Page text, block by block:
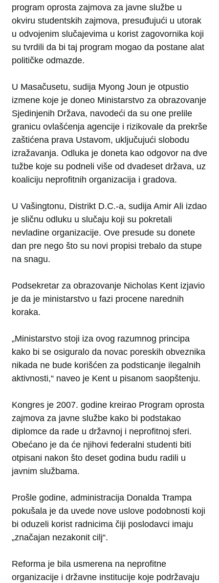
program oprosta zajmova za javne službe u
okviru studentskih zajmova, presuđujući u utorak
u odvojenim slučajevima u korist zagovornika koji
su tvrdili da bi taj program mogao da postane alat
političke odmazde.
U Masačusetu, sudija Myong Joun je otpustio
izmene koje je doneo Ministarstvo za obrazovanje
Sjedinjenih Država, navodeći da su one prelile
granicu ovlašćenja agencije i rizikovale da prekrše
zaštićena prava Ustavom, uključujući slobodu
izražavanja. Odluka je doneta kao odgovor na dve
tužbe koje su podneli više od dvadeset država, uz
koaliciju neprofitnih organizacija i gradova.
U Vašingtonu, Distrikt D.C.-a, sudija Amir Ali izdao
je sličnu odluku u slučaju koji su pokretali
nevladine organizacije. Ove presude su donete
dan pre nego što su novi propisi trebalo da stupe
na snagu.
Podsekretar za obrazovanje Nicholas Kent izjavio
je da je ministarstvo u fazi procene narednih
koraka.
„Ministarstvo stoji iza ovog razumnog principa
kako bi se osiguralo da novac poreskih obveznika
nikada ne bude korišćen za podsticanje ilegalnih
aktivnosti,“ naveo je Kent u pisanom saopštenju.
Kongres je 2007. godine kreirao Program oprosta
zajmova za javne službe kako bi podstakao
diplomce da rade u državnoj i neprofitnoj sferi.
Obećano je da će njihovi federalni studenti biti
otpisani nakon što deset godina budu radili u
javnim službama.
Prošle godine, administracija Donalda Trampa
pokušala je da uvede nove uslove podobnosti koji
bi oduzeli korist radnicima čiji poslodavci imaju
„značajan nezakonit cilj“.
Reforma je bila usmerena na neprofitne
organizacije i državne institucije koje podržavaju